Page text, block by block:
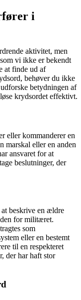
i
aktivitet, men
vi ikke er bekendt
at finde ud af
behøver du ikke
betydningen af
krydsordet effektivt.
eller kommanderer en
marskal eller en anden
ansvaret for at
beslutninger, der
beskrive en ældre
for militæret.
som
eller en bestemt
til en respekteret
der har haft stor